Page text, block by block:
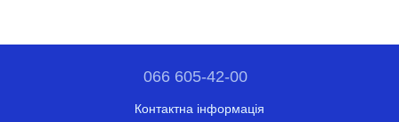
066 605-42-00
Контактна інформація